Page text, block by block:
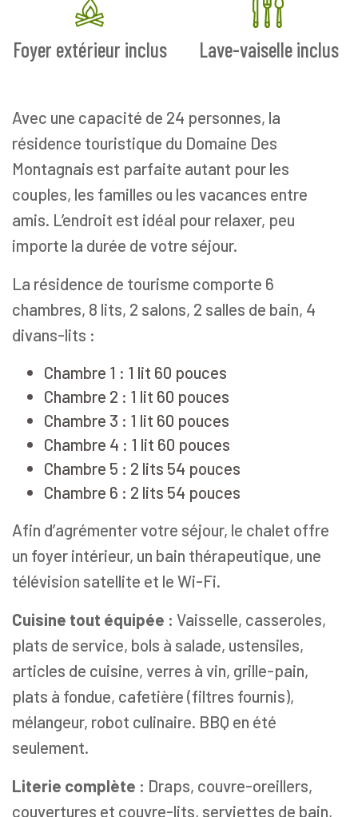
Foyer extérieur inclus Lave-vaiselle inclus
Avec une capacité de 24 personnes, la
résidence touristique du Domaine Des
Montagnais est parfaite autant pour les
couples, les familles ou les vacances entre
amis. L’endroit est idéal pour relaxer, peu
importe la durée de votre séjour.
La résidence de tourisme comporte 6
chambres, 8 lits, 2 salons, 2 salles de bain, 4
divans-lits :
Chambre 1 : 1 lit 60 pouces
Chambre 2 : 1 lit 60 pouces
Chambre 3 : 1 lit 60 pouces
Chambre 4 : 1 lit 60 pouces
Chambre 5 : 2 lits 54 pouces
Chambre 6 : 2 lits 54 pouces
Afin d’agrémenter votre séjour, le chalet offre
un foyer intérieur, un bain thérapeutique, une
télévision satellite et le Wi-Fi.
Cuisine tout équipée : Vaisselle, casseroles,
plats de service, bols à salade, ustensiles,
articles de cuisine, verres à vin, grille-pain,
plats à fondue, cafetière (filtres fournis),
mélangeur, robot culinaire. BBQ en été
seulement.
Literie complète : Draps, couvre-oreillers,
couvertures et couvre-lits, serviettes de bain,